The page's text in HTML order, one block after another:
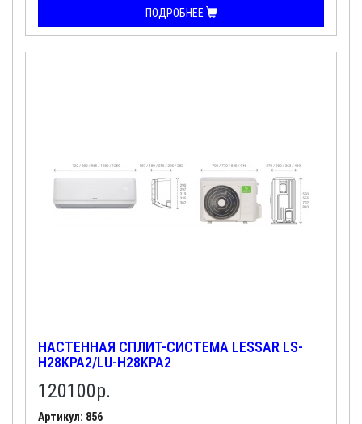
ПОДРОБНЕЕ
НАСТЕННАЯ СПЛИТ-СИСТЕМА LESSAR LS-
H28KPA2/LU-H28KPA2
120100р.
Артикул: 856